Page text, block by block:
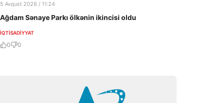
5 Avqust 2026 / 11:24
Ağdam Sənaye Parkı ölkənin ikincisi oldu
İQTISADIYYAT
0 0